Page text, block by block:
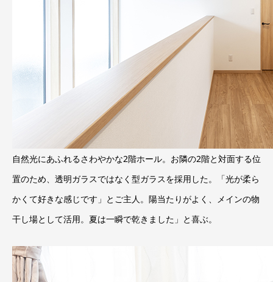
自然光にあふれるさわやかな2階ホール。お隣の2階と対面する位
置のため、透明ガラスではなく型ガラスを採用した。「光が柔ら
かくて好きな感じです」とご主人。陽当たりがよく、メインの物
干し場として活用。夏は一瞬で乾きました」と喜ぶ。